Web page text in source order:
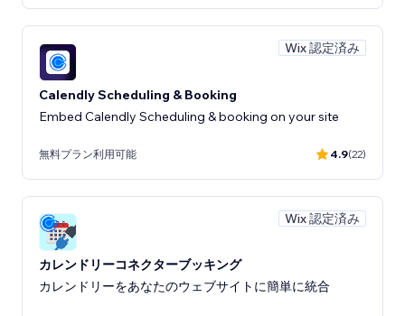
Wix 認定済み
Calendly Scheduling & Booking
Embed Calendly Scheduling & booking on your site
無料プラン利用可能 4.9(22)
Wix 認定済み
カレンドリーコネクターブッキング
カレンドリーをあなたのウェブサイトに簡単に統合